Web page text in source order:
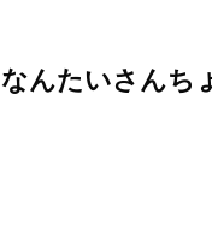
なんたいさん